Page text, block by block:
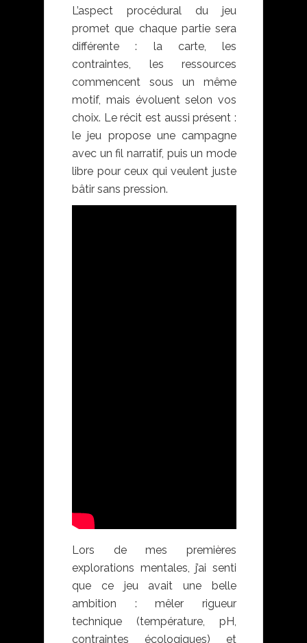
L’aspect procédural du jeu
promet que chaque partie sera
différente : la carte, les
contraintes, les ressources
commencent sous un même
motif, mais évoluent selon vos
choix. Le récit est aussi présent :
le jeu propose une campagne
avec un fil narratif, puis un mode
libre pour ceux qui veulent juste
bâtir sans pression.
Lors de mes premières
explorations mentales, j’ai senti
que ce jeu avait une belle
ambition : mêler rigueur
technique (température, pH,
contraintes écologiques) et